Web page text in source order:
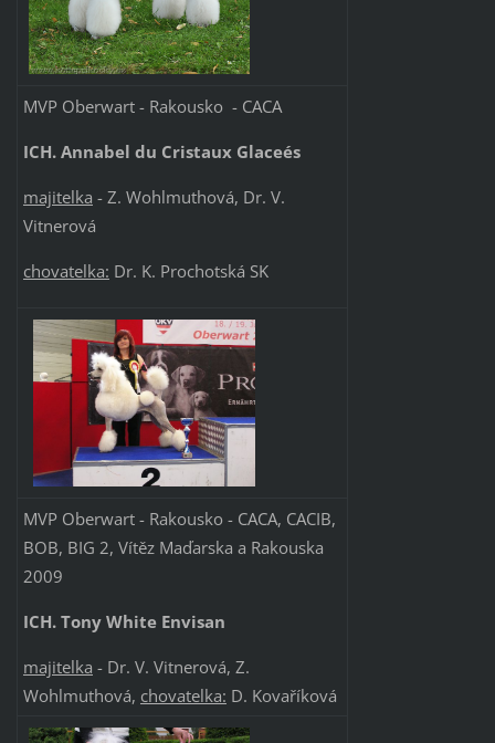
MVP Oberwart - Rakousko - CACA
ICH. Annabel du Cristaux Glaceés
majitelka - Z. Wohlmuthová, Dr. V.
Vitnerová
chovatelka: Dr. K. Prochotská SK
MVP Oberwart - Rakousko - CACA, CACIB,
BOB, BIG 2, Vítěz Maďarska a Rakouska
2009
ICH. Tony White Envisan
majitelka - Dr. V. Vitnerová, Z.
Wohlmuthová, chovatelka: D. Kovaříková